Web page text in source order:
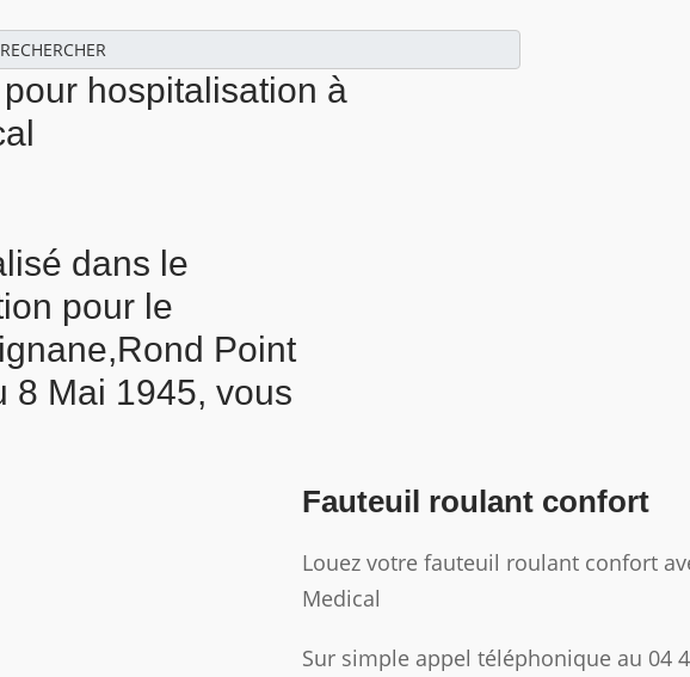
RECHERCHER
hospitalisation à
dans le
pour le
Point
8 Mai 1945, vous
Fauteuil roulant confort
Louez votre fauteuil roulant confort
Medical
Sur simple appel téléphonique au 04